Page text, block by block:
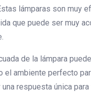
lámparas son muy
que puede ser muy
de la lámpara
el ambiente perfecto
una respuesta única